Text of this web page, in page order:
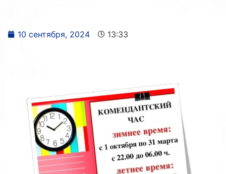
10 сентября, 2024 13:33